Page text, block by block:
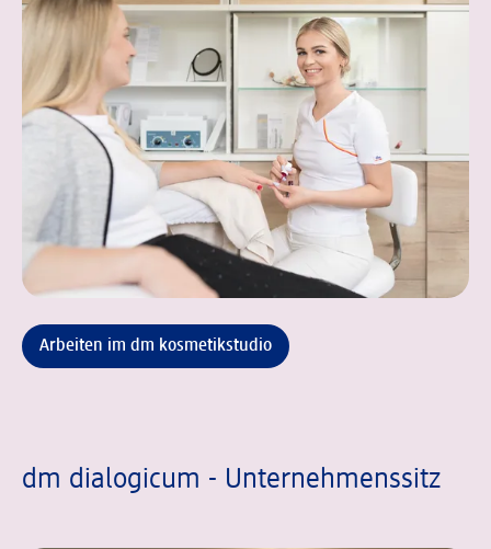
Arbeiten im dm kosmetikstudio
dm dialogicum - Unternehmenssitz